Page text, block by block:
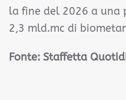
la fine del 2026 a una
2,3 mld.mc di
Fonte: Staffetta